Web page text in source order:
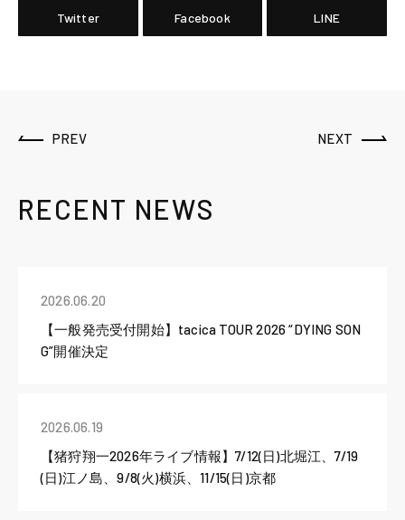
Twitter Facebook LINE
PREV NEXT
RECENT NEWS
2026.06.20
【一般発売受付開始】tacica TOUR 2026 “DYING SON
G”開催決定
2026.06.19
【猪狩翔一2026年ライブ情報】7/12(日)北堀江、7/19
(日)江ノ島、9/8(火)横浜、11/15(日)京都